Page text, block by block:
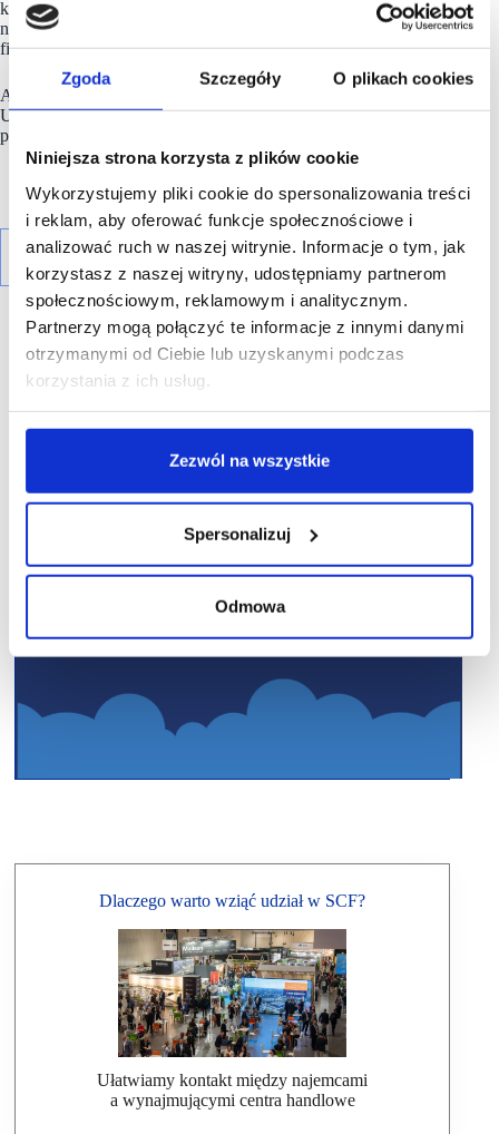
Zgoda Szczegóły O plikach cookies
Niniejsza strona korzysta z plików cookie
Wykorzystujemy pliki cookie do spersonalizowania treści
i reklam, aby oferować funkcje społecznościowe i
analizować ruch w naszej witrynie. Informacje o tym, jak
korzystasz z naszej witryny, udostępniamy partnerom
społecznościowym, reklamowym i analitycznym.
Partnerzy mogą połączyć te informacje z innymi danymi
otrzymanymi od Ciebie lub uzyskanymi podczas
korzystania z ich usług.
Zezwól na wszystkie
Spersonalizuj
Odmowa
która ugruntowała pozycję URW jako lidera branży
nieruchomości oraz jednej ze 100 najbardziej zrównoważonych
firm na świecie.
Akcje
URW). Grupa otrzymała rating BBB+ przyznany
przez Standard & Poor’s oraz Baa2 według Moody’s.
R E K L A M A
Dlaczego warto wziąć udział w SCF?
Ułatwiamy kontakt między najemcami
a wynajmującymi centra handlowe